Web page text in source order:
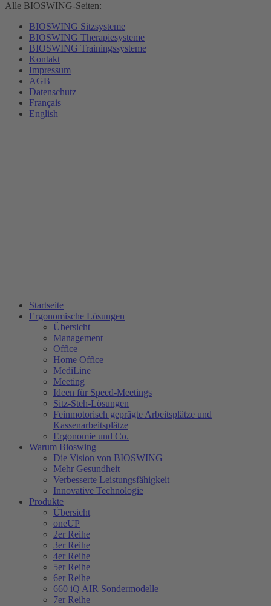
Alle BIOSWING-Seiten:
BIOSWING Sitzsysteme
BIOSWING Therapiesysteme
BIOSWING Trainingssysteme
Kontakt
Impressum
AGB
Datenschutz
Français
English
Startseite
Ergonomische Lösungen
Übersicht
Management
Office
Home Office
MediLine
Meeting
Ideen für Speed-Meetings
Sitz-Steh-Lösungen
Feinmotorisch geprägte Arbeitsplätze und
Kassenarbeitsplätze
Ergonomie und Co.
Warum Bioswing
Die Vision von BIOSWING
Mehr Gesundheit
Verbesserte Leistungsfähigkeit
Innovative Technologie
Produkte
Übersicht
oneUP
2er Reihe
3er Reihe
4er Reihe
5er Reihe
6er Reihe
660 iQ AIR Sondermodelle
7er Reihe